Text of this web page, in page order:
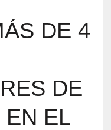
DE 4
DE
EN EL